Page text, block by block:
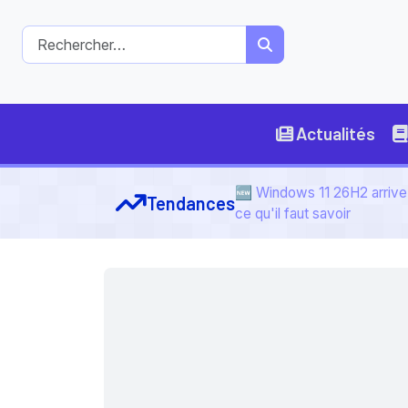
Actualités
Tendances🆕 Windows 11 26H2
ce qu'il faut savoir